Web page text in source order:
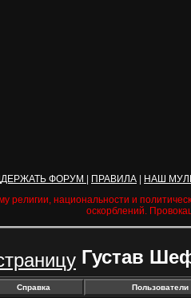
ФОРУМ ПРАВИЛА
НАШ
религии, национальности и
оскорблений.
Густав
Справка Пользователи